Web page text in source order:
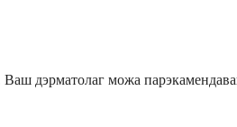
Ваш дэрматолаг можа